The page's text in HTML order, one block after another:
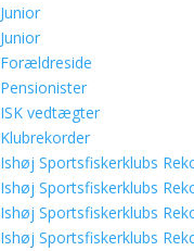
Junior
Junior
Forældreside
Pensionister
ISK vedtægter
Klubrekorder
Ishøj Sportsfiskerklubs
Ishøj Sportsfiskerklubs
Ishøj Sportsfiskerklubs
Ishøj Sportsfiskerklubs